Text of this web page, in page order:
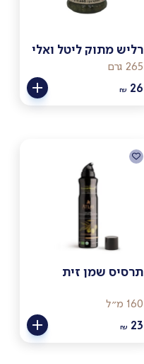
רליש מתוק ליטל ואלי
265 גרם
₪ 26
תרסיס שמן זית
160 מ״ל
₪ 23